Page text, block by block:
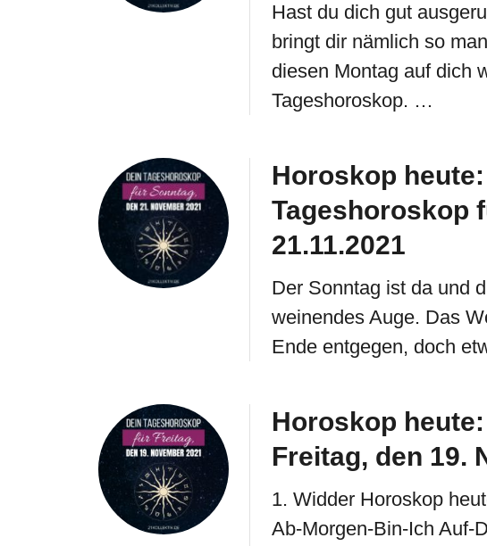
Hast du dich gut
bringt dir nämlich so
diesen Montag auf dich
Tageshoroskop. …
Horoskop
Tageshoroskop
21.11.2021
Der Sonntag ist da und
weinendes Auge. Das
Ende entgegen, doch
Horoskop
Freitag, den 19.
1. Widder Horoskop
Ab-Morgen-Bin-Ich Auf-